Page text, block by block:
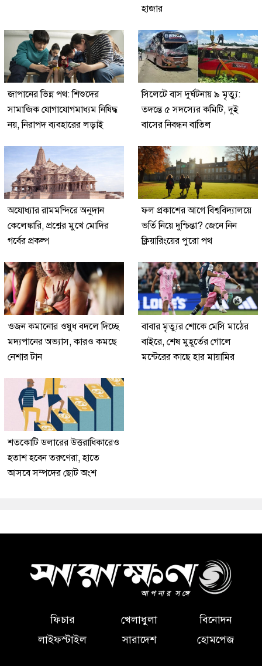
হাজার
জাপানের ভিন্ন পথ: শিশুদের
সামাজিক যোগাযোগমাধ্যম নিষিদ্ধ
নয়, নিরাপদ ব্যবহারের লড়াই
সিলেটে বাস দুর্ঘটনায় ৯ মৃত্যু:
তদন্তে ৫ সদস্যের কমিটি, দুই
বাসের নিবন্ধন বাতিল
অযোধ্যার রামমন্দিরে অনুদান
কেলেঙ্কারি, প্রশ্নের মুখে মোদির
গর্বের প্রকল্প
ফল প্রকাশের আগে বিশ্ববিদ্যালয়ে
ভর্তি নিয়ে দুশ্চিন্তা? জেনে নিন
ক্লিয়ারিংয়ের পুরো পথ
ওজন কমানোর ওষুধ বদলে দিচ্ছে
মদ্যপানের অভ্যাস, কারও কমছে
নেশার টান
বাবার মৃত্যুর শোকে মেসি মাঠের
বাইরে, শেষ মুহূর্তের গোলে
মন্টেরের কাছে হার মায়ামির
শতকোটি ডলারের উত্তরাধিকারেও
হতাশ হবেন তরুণেরা, হাতে
আসবে সম্পদের ছোট অংশ
ফিচার খেলাধুলা
বিনোদন
লাইফস্টাইল
সারাদেশ হোমপেজ